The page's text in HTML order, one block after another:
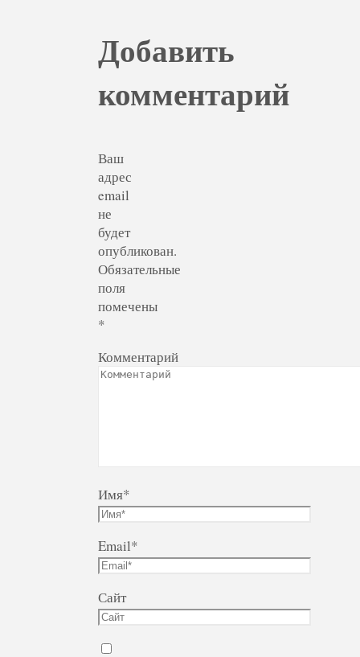
Добавить
комментарий
Ваш
адрес
email
не
будет
опубликован.
Обязательные
поля
помечены
*
Комментарий
Имя*
Email*
Сайт